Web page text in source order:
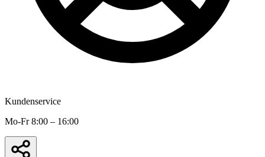
Kundenservice
Mo-Fr 8:00 – 16:00